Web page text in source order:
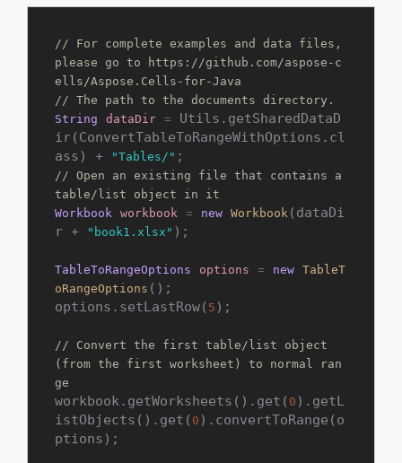
// For complete examples and data files,
please go to https://github.com/aspose-c
ells/Aspose.Cells-for-Java
// The path to the documents directory.
String
dataDir =
Utils.getSharedDataD
ir(ConvertTableToRangeWithOptions.cl
ass) +
"Tables/"
// Open an existing file that contains a
table/list object in it
Workbook
workbook = new Workbook (dataDi
r +
"book1.xlsx" );
TableToRangeOptions options = new TableT
oRangeOptions ();
options.setLastRow( 5 );
// Convert the first table/list object
(from the first worksheet) to normal ran
ge
workbook.getWorksheets().get( 0 ).getL
istObjects().get( 0 ).convertToRange(o
ptions);